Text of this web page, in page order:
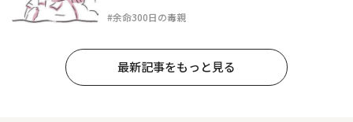
#余命300日の毒親
最新記事をもっと見る